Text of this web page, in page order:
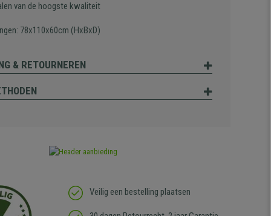
van de hoogste kwaliteit
78x110x60cm (HxBxD)
& RETOURNEREN
Veilig een bestelling plaatsen